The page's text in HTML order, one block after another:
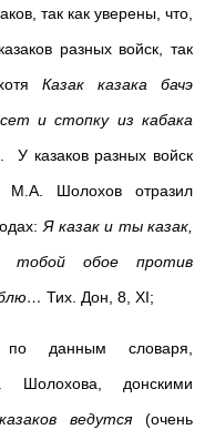
так как уверены, что,
разных войск, так
Казак казака бачэ
и стопку из кабака
У казаков разных войск
М.А. Шолохов отразил
Я казак и ты казак,
тобой обое против
Тих. Дон, 8, ХI;
данным словаря,
Шолохова, донскими
ведутся(очень